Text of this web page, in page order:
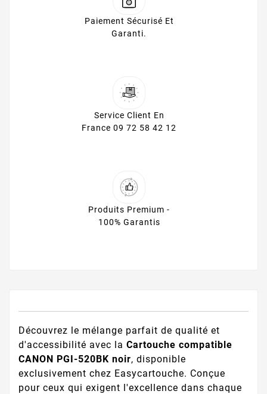
Paiement Sécurisé Et
Garanti.
Service Client En
France 09 72 58 42 12
Produits Premium -
100% Garantis
Découvrez le mélange parfait de qualité et
d'accessibilité avec la Cartouche compatible
CANON PGI-520BK noir, disponible
exclusivement chez Easycartouche. Conçue
pour ceux qui exigent l'excellence dans chaque